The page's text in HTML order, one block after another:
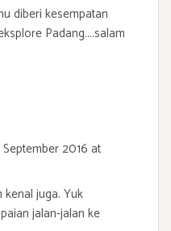
diberi kesempatan
Padang....salam
September 2016 at
kenal juga. Yuk
jalan-jalan ke